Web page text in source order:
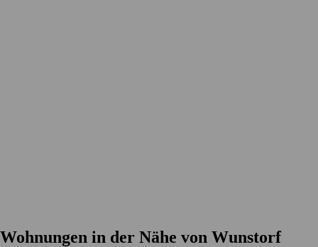
Wohnungen in der Nähe von Wunstorf